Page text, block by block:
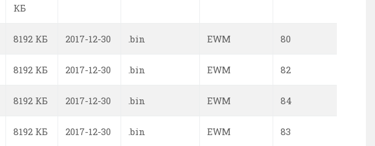
КБ
8192 КБ 2017-12-30 .bin EWM 80
8192 КБ 2017-12-30 .bin EWM 82
8192 КБ 2017-12-30 .bin EWM 84
8192 КБ 2017-12-30 .bin EWM 83